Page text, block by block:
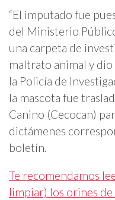
“El imputado fue
del Ministerio
una carpeta de
maltrato animal y
la Policía de
la mascota fue
Canino (Cecocan)
dictámenes
boletín.
Te recomendamos
limpiar) los orines